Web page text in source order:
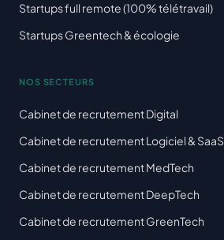
Startups full remote (100% télétravail)
Startups Greentech & écologie
NOS SECTEURS
Cabinet de recrutement Digital
Cabinet de recrutement Logiciel & SaaS
Cabinet de recrutement MedTech
Cabinet de recrutement DeepTech
Cabinet de recrutement GreenTech